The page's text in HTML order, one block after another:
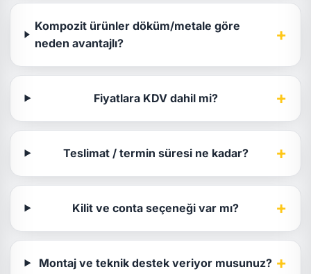
Kompozit ürünler döküm/metale göre
neden avantajlı?
+
Fiyatlara KDV dahil mi? +
Teslimat / termin süresi ne kadar? +
Kilit ve conta seçeneği var mı? +
Montaj ve teknik destek veriyor musunuz? +